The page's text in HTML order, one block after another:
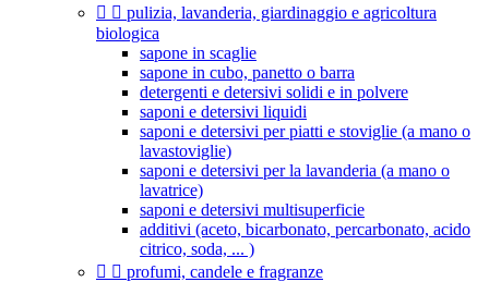
  pulizia, lavanderia, giardinaggio e agricoltura
biologica
sapone in scaglie
sapone in cubo, panetto o barra
detergenti e detersivi solidi e in polvere
saponi e detersivi liquidi
saponi e detersivi per piatti e stoviglie (a mano o
lavastoviglie)
saponi e detersivi per la lavanderia (a mano o
lavatrice)
saponi e detersivi multisuperficie
additivi (aceto, bicarbonato, percarbonato, acido
citrico, soda, ... )
  profumi, candele e fragranze